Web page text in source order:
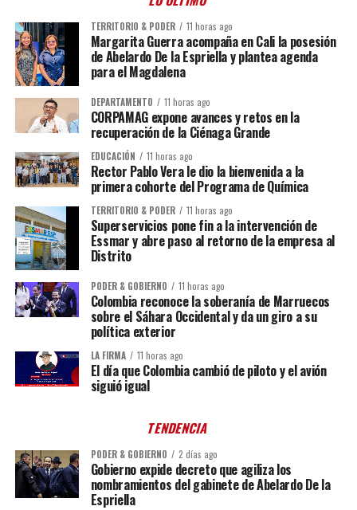
TERRITORIO & PODER 11 horas ago
Margarita Guerra acompaña en Cali la posesión
de Abelardo De la Espriella y plantea agenda
para el Magdalena
DEPARTAMENTO 11 horas ago
CORPAMAG expone avances y retos en la
recuperación de la Ciénaga Grande
EDUCACIÓN 11 horas ago
Rector Pablo Vera le dio la bienvenida a la
primera cohorte del Programa de Química
TERRITORIO & PODER 11 horas ago
Superservicios pone fin a la intervención de
Essmar y abre paso al retorno de la empresa al
Distrito
PODER & GOBIERNO 11 horas ago
Colombia reconoce la soberanía de Marruecos
sobre el Sáhara Occidental y da un giro a su
política exterior
LA FIRMA 11 horas ago
El día que Colombia cambió de piloto y el avión
siguió igual
TENDENCIA
PODER & GOBIERNO 2 días ago
Gobierno expide decreto que agiliza los
nombramientos del gabinete de Abelardo De la
Espriella